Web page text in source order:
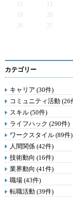
12
13
19
20
26
27
カテゴリー
キャリア (30件)
コミュニティ活動 (26
スキル (50件)
ライフハック (290件)
ワークスタイル (89件)
人間関係 (42件)
技術動向 (16件)
業界動向 (41件)
職場 (43件)
転職活動 (39件)